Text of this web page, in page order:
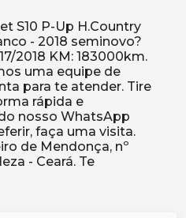
S10 P-Up H.Country
- 2018 seminovo?
2018 KM: 183000km.
uma equipe de
para te atender. Tire
rápida e
nosso WhatsApp
faça uma visita.
de Mendonça, nº
- Ceará. Te